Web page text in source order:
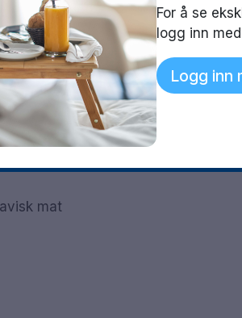
mat
For å se
logg inn
Logg inn